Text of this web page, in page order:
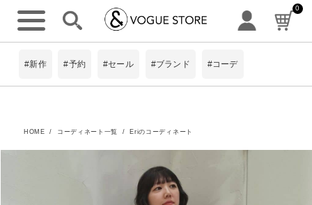
0
#新作 #予約 #セール #ブランド #コーデ
詳細検索
HOME コーディネート一覧 Eriのコーディネート